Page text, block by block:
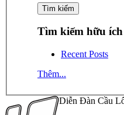
Tìm kiếm hữu ích
Recent Posts
Thêm...
Diễn Đàn Cầu